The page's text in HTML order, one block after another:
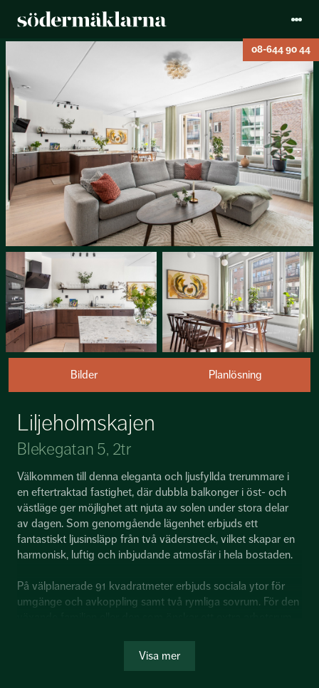
08-644 90 44
Bilder Planlösning
Blekegatan 5, 2tr
Liljeholmskajen
Välkommen till denna eleganta och ljusfyllda trerummare i
en eftertraktad fastighet, där dubbla balkonger i öst- och
västläge ger möjlighet att njuta av solen under stora delar
av dagen. Som genomgående lägenhet erbjuds ett
fantastiskt ljusinsläpp från två väderstreck, vilket skapar en
harmonisk, luftig och inbjudande atmosfär i hela bostaden.
På välplanerade 91 kvadratmeter erbjuds sociala ytor för
umgänge och avkoppling samt två rymliga sovrum. För den
Visa mer